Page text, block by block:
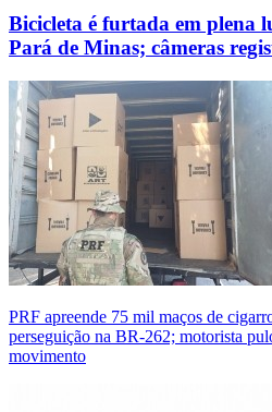
Bicicleta é furtada em plena
Pará de Minas; câmeras
PRF apreende 75 mil maços de
perseguição na BR-262; motorista
movimento